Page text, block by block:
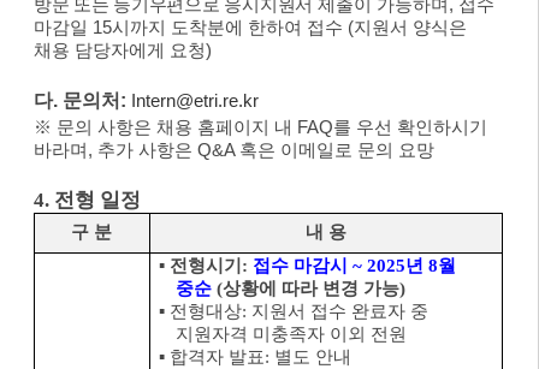
방문 또는 등기우편으로 응시지원서 제출이 가능하며 , 접수
마감일 15시까지 도착분에 한하여 접수 (지원서 양식은
채용 담당자에게 요청)
다. 문의처 : Intern@etri.re.kr
※ 문의 사항은 채용 홈페이지 내 FAQ를 우선 확인하시기
바라며 , 추가 사항은 Q&A 혹은 이메일로 문의 요망
4. 전형 일정
구 분 내 용
▪ 전형시기 : 접수 마감시 ~ 2025년 8월
중순 (상황에 따라 변경 가능)
▪ 전형대상: 지원서 접수 완료자 중
지원자격 미충족자 이외 전원
▪ 합격자 발표: 별도 안내